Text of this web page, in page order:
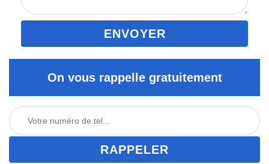
On vous rappelle gratuitement